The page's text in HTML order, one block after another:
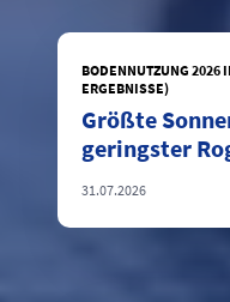
BODENNUTZUNG 2026
ERGEBNISSE)
Größte
geringster
31.07.2026